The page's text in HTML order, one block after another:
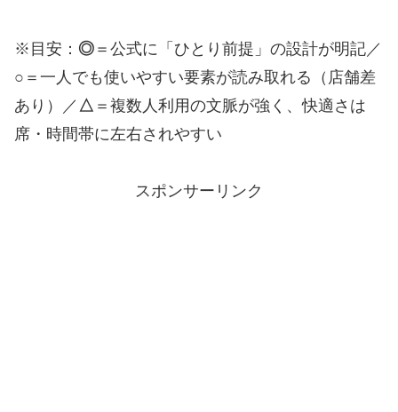
※目安： ◎ ＝公式に「ひとり前提」の設計が明記／
○ ＝一人でも使いやすい要素が読み取れる（店舗差
あり）／ △ ＝複数人利用の文脈が強く、快適さは
席・時間帯に左右されやすい
スポンサーリンク